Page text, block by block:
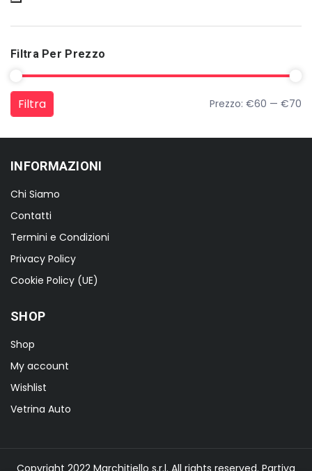
Filtra Per Prezzo
Prezzo Min
Prezzo Max
Filtra Prezzo: €60 — €70
INFORMAZIONI
Chi Siamo
Contatti
Termini e Condizioni
Privacy Policy
Cookie Policy (UE)
SHOP
Shop
My account
Wishlist
Vetrina Auto
Copyright 2022 Marchitiello s.r.l. All rights reserved. Partiva